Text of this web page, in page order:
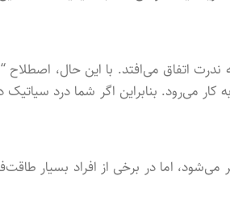
اتفاق می‌افتد. با این حال، اصطلاح “
کار می‌رود. بنابراین اگر شما درد
اما در برخی از افراد بسیار